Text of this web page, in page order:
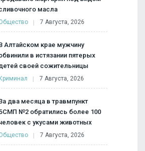
масла
7 Августа, 2026
Алтайском крае мужчину
в истязании пятерых
своей сожительницы
Криминал 7 Августа, 2026
два месяца в травмпункт
№2 обратились более 100
с укусами животных
7 Августа, 2026